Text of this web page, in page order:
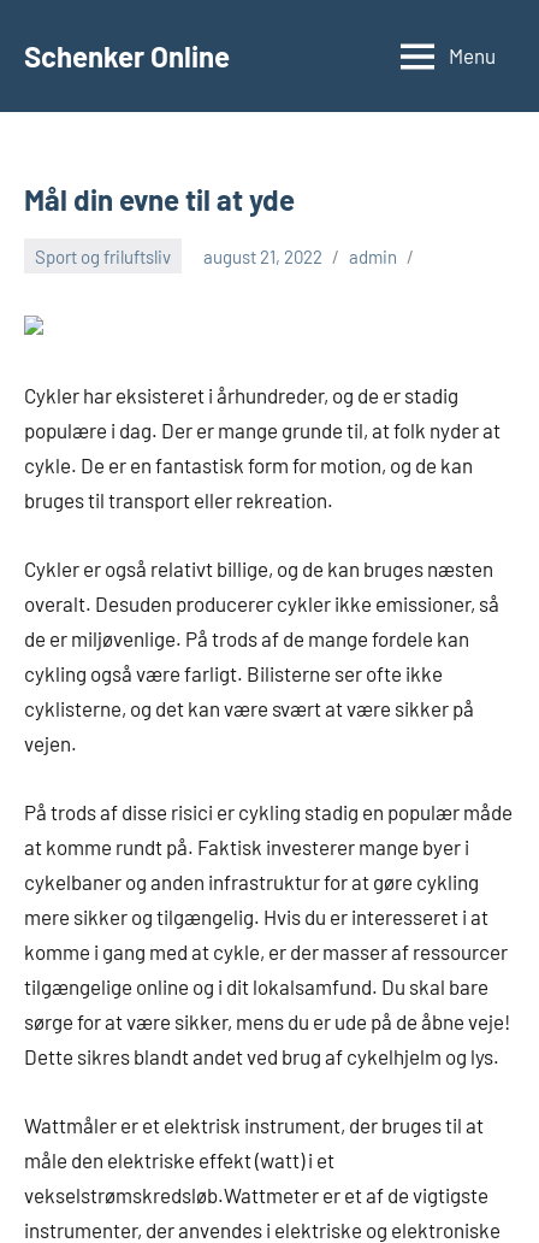
Schenker Online Menu
Mål din evne til at yde
Sport og friluftsliv august 21, 2022 admin
Cykler har eksisteret i århundreder, og de er stadig
populære i dag. Der er mange grunde til, at folk nyder at
cykle. De er en fantastisk form for motion, og de kan
bruges til transport eller rekreation.
Cykler er også relativt billige, og de kan bruges næsten
overalt. Desuden producerer cykler ikke emissioner, så
de er miljøvenlige. På trods af de mange fordele kan
cykling også være farligt. Bilisterne ser ofte ikke
cyklisterne, og det kan være svært at være sikker på
vejen.
På trods af disse risici er cykling stadig en populær måde
at komme rundt på. Faktisk investerer mange byer i
cykelbaner og anden infrastruktur for at gøre cykling
mere sikker og tilgængelig. Hvis du er interesseret i at
komme i gang med at cykle, er der masser af ressourcer
tilgængelige online og i dit lokalsamfund. Du skal bare
sørge for at være sikker, mens du er ude på de åbne veje!
Dette sikres blandt andet ved brug af cykelhjelm og lys.
Wattmåler er et elektrisk instrument, der bruges til at
måle den elektriske effekt (watt) i et
vekselstrømskredsløb.Wattmeter er et af de vigtigste
instrumenter, der anvendes i elektriske og elektroniske